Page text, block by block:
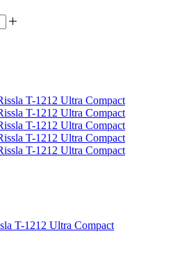
T-1212 Ultra Compact